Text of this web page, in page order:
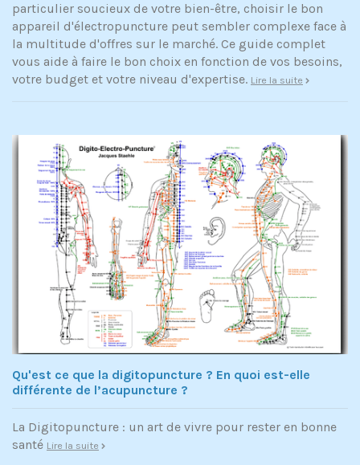
particulier soucieux de votre bien-être, choisir le bon
appareil d'électropuncture peut sembler complexe face à
la multitude d'offres sur le marché. Ce guide complet
vous aide à faire le bon choix en fonction de vos besoins,
votre budget et votre niveau d'expertise. Lire la suite
Qu'est ce que la digitopuncture ? En quoi est-elle
différente de l’acupuncture ?
La Digitopuncture : un art de vivre pour rester en bonne
santé Lire la suite